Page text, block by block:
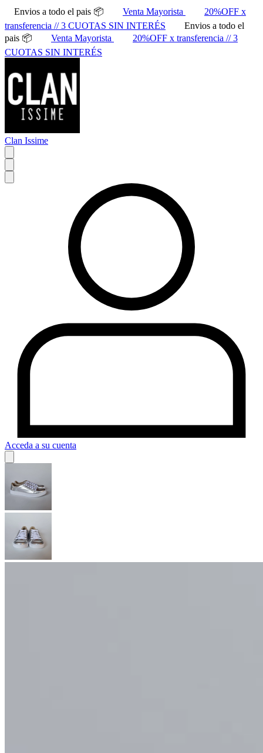
Envios a todo el pais 📦 Venta Mayorista
20%OFF x
transferencia // 3 CUOTAS SIN INTERÉS
Envios a todo el
pais 📦
Venta Mayorista
20%OFF x transferencia // 3
CUOTAS SIN INTERÉS
Clan Issime
Acceda a su cuenta